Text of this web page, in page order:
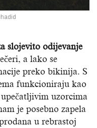
slojevito odijevanje
a lako se
preko bikinija. S
funkcioniraju kao
uzorcima
je posebno zapela
u rebrastoj